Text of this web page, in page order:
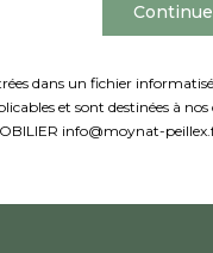
dans un fichier
et sont destinées à
info@moynat-